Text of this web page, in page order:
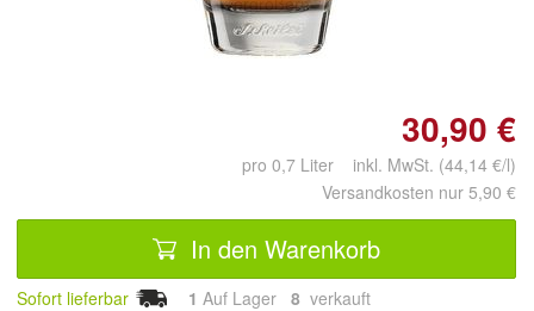
30,90 €
pro 0,7 Liter inkl. MwSt. (44,14 €/l)
Versandkosten nur 5,90 €
In den Warenkorb
Sofort lieferbar 1 Auf Lager 8 verkauft